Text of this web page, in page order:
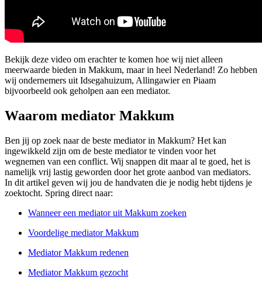
Bekijk deze video om erachter te komen hoe wij niet alleen
meerwaarde bieden in Makkum, maar in heel Nederland! Zo hebben
wij ondernemers uit Idsegahuizum, Allingawier en Piaam
bijvoorbeeld ook geholpen aan een mediator.
Waarom mediator Makkum
Ben jij op zoek naar de beste mediator in Makkum? Het kan
ingewikkeld zijn om de beste mediator te vinden voor het
wegnemen van een conflict. Wij snappen dit maar al te goed, het is
namelijk vrij lastig geworden door het grote aanbod van mediators.
In dit artikel geven wij jou de handvaten die je nodig hebt tijdens je
zoektocht. Spring direct naar:
Wanneer een mediator uit Makkum zoeken
Voordelige mediator Makkum
Mediator Makkum redenen
Mediator Makkum gezocht